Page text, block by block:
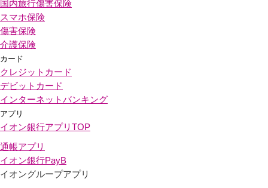
国内旅行傷害保険
スマホ保険
傷害保険
介護保険
カード
クレジットカード
デビットカード
インターネットバンキング
アプリ
イオン銀行アプリ TOP
通帳アプリ
イオン銀行PayB
イオングループアプリ